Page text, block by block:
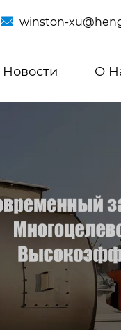
 winston-
Новости О